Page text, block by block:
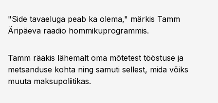
"Side tavaeluga peab ka olema," märkis Tamm
Äripäeva raadio hommikuprogrammis.
Tamm rääkis lähemalt oma mõtetest tööstuse ja
metsanduse kohta ning samuti sellest, mida võiks
muuta maksupoliitikas.